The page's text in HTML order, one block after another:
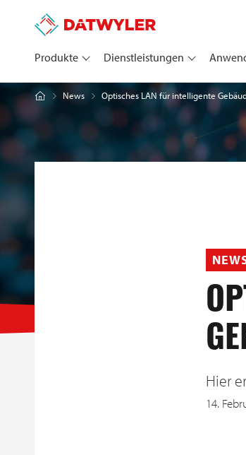
Produkte Dienstleistungen
News Optisches LAN für intelligente
Hier
14.